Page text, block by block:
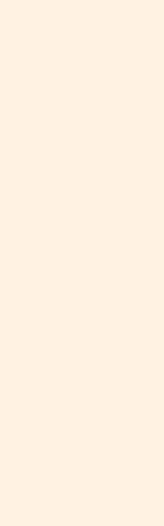
sekitar 2–3 minggu, bahkan
pertama. Kondisi ini sering
terjadi lebih dulu, sebelum